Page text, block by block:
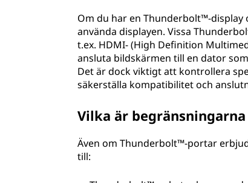
Om du har en Thunderbolt™-
använda displayen. Vissa
t.ex. HDMI- (High Definition
ansluta bildskärmen till en dator
Det är dock viktigt att kontrollera
säkerställa kompatibilitet och
Vilka är
Även om Thunderbolt™-portar
till: